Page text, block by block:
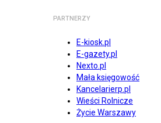
PARTNERZY
E-kiosk.pl
E-gazety.pl
Nexto.pl
Mała księgowość
Kancelarierp.pl
Wieści Rolnicze
Życie Warszawy